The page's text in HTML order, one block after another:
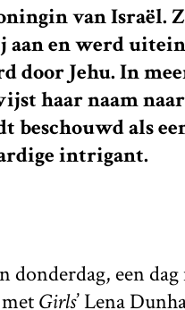
van Israël.
aan en werd
door Jehu. In
haar naam
beschouwd als
intrigant.
donderdag, een dag
Girls’ Lena